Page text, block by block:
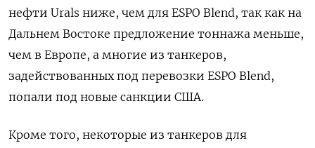
нефти Urals ниже, чем для ESPO Blend, так как на
Дальнем Востоке предложение тоннажа меньше,
чем в Европе, а многие из танкеров,
задействованных под перевозки ESPO Blend,
попали под новые санкции США.
Кроме того, некоторые из танкеров для